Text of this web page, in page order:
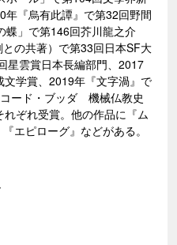
年『烏有此譚』で第32回野間
蝶」で第146回芥川龍之介
の共著）で第33回日本SF大
星雲賞日本長編部門、2017
学賞、2019年『文字渦』で
ード・ブッダ 機械仏教史
ぞれ受賞。他の作品に『ム
エピローグ』などがある。